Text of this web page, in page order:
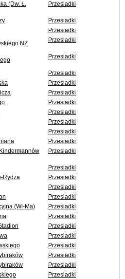
(Dw. Ł.
Przesiadki
Przesiadki
Przesiadki
NŻ Przesiadki
Przesiadki
Przesiadki
Przesiadki
Przesiadki
Przesiadki
Przesiadki
Przesiadki
Przesiadki
Przesiadki
Przesiadki
Przesiadki
Rydza
Przesiadki
Przesiadki
Przesiadki
(Wi-Ma)
Przesiadki
Przesiadki
Przesiadki
Przesiadki
Przesiadki
Przesiadki
Przesiadki
Przesiadki